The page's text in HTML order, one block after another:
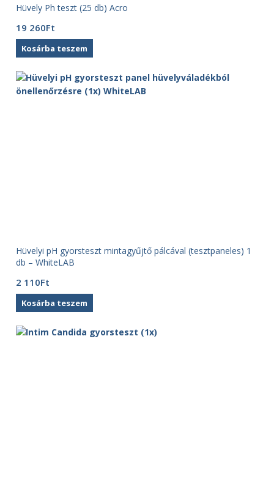
Hüvely Ph teszt (25 db) Acro
19 260Ft
Kosárba teszem
Hüvelyi pH gyorsteszt mintagyűjtő pálcával (tesztpaneles) 1
db – WhiteLAB
2 110Ft
Kosárba teszem